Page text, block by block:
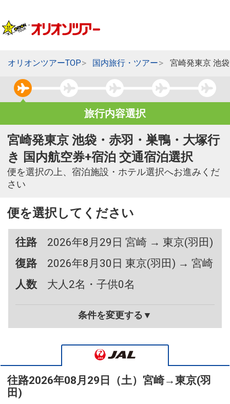
オリオンツアーTOP 国内旅行・ツアー 宮崎発東京 池
旅行内容選択
宮崎発東京 池袋・赤羽・巣鴨・大塚行
き 国内航空券+宿泊 交通宿泊選択
便を選択の上、宿泊施設・ホテル選択へお進みくだ
さい
便を選択してください
往路
2026年8月29日 宮崎 → 東京(羽田)
復路
2026年8月30日 東京(羽田) → 宮崎
人数
大人2名・子供0名
条件を変更する▼
往路2026年08月29日（土） 宮崎→東京(羽
田)